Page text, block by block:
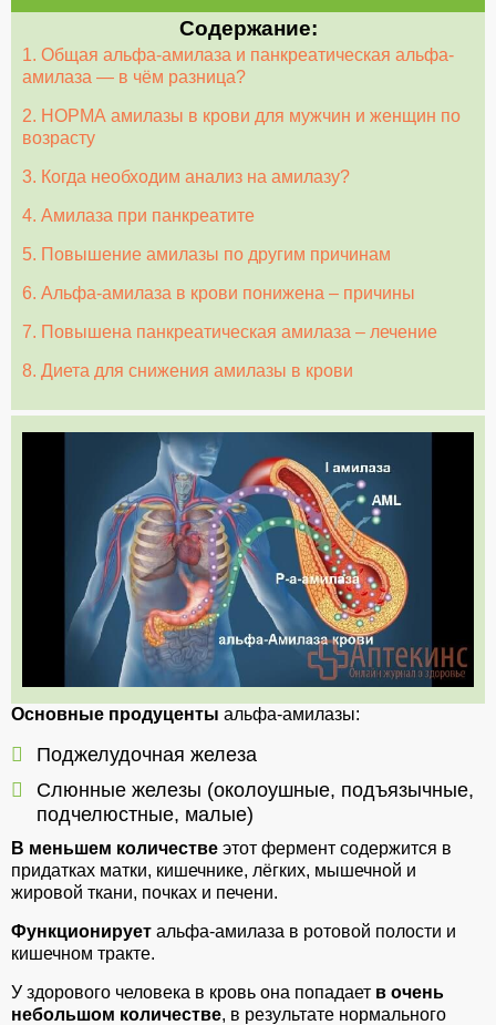
Содержание:
1. Общая альфа-амилаза и панкреатическая альфа-
амилаза — в чём разница?
2. НОРМА амилазы в крови для мужчин и женщин по
возрасту
3. Когда необходим анализ на амилазу?
4. Амилаза при панкреатите
5. Повышение амилазы по другим причинам
6. Альфа-амилаза в крови понижена – причины
7. Повышена панкреатическая амилаза – лечение
8. Диета для снижения амилазы в крови
Основные продуценты альфа-амилазы:
Поджелудочная железа
Слюнные железы (околоушные, подъязычные,
подчелюстные, малые)
В меньшем количестве этот фермент содержится в
придатках матки, кишечнике, лёгких, мышечной и
жировой ткани, почках и печени.
Функционирует альфа-амилаза в ротовой полости и
кишечном тракте.
У здорового человека в кровь она попадает в очень
небольшом количестве, в результате нормального